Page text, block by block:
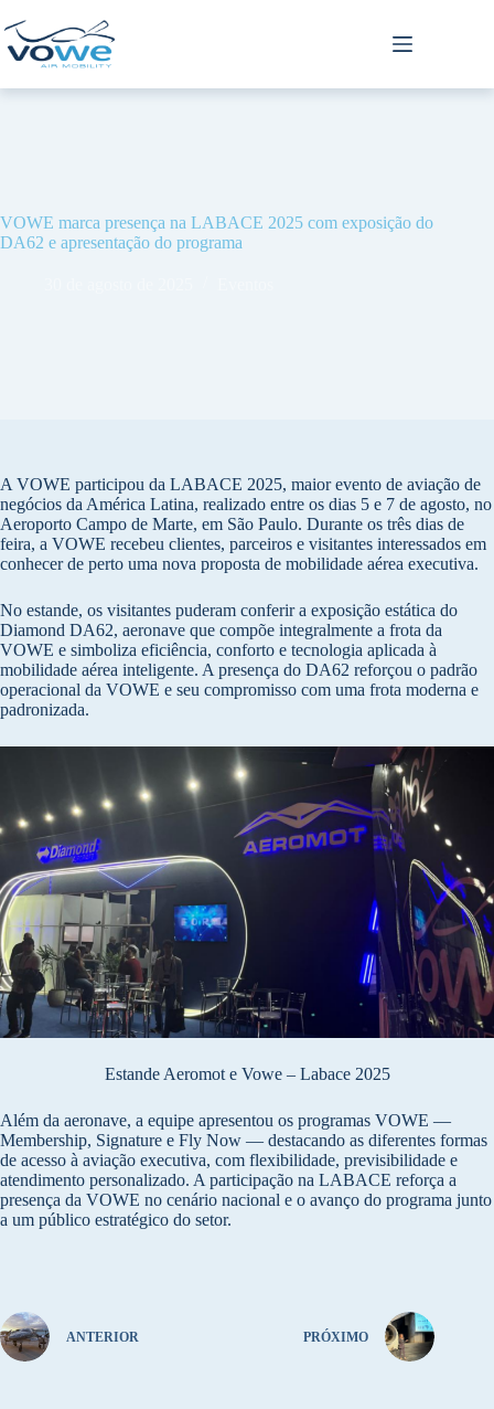
VOWE marca presença na LABACE 2025 com exposição do
DA62 e apresentação do programa
A VOWE participou da LABACE 2025, maior evento de aviação de
negócios da América Latina, realizado entre os dias 5 e 7 de agosto, no
Aeroporto Campo de Marte, em São Paulo. Durante os três dias de
feira, a VOWE recebeu clientes, parceiros e visitantes interessados em
conhecer de perto uma nova proposta de mobilidade aérea executiva.
No estande, os visitantes puderam conferir a exposição estática do
Diamond DA62, aeronave que compõe integralmente a frota da
VOWE e simboliza eficiência, conforto e tecnologia aplicada à
mobilidade aérea inteligente. A presença do DA62 reforçou o padrão
operacional da VOWE e seu compromisso com uma frota moderna e
padronizada.
Estande Aeromot e Vowe – Labace 2025
Além da aeronave, a equipe apresentou os programas VOWE —
Membership, Signature e Fly Now — destacando as diferentes formas
de acesso à aviação executiva, com flexibilidade, previsibilidade e
atendimento personalizado. A participação na LABACE reforça a
presença da VOWE no cenário nacional e o avanço do programa junto
a um público estratégico do setor.
ANTERIOR PRÓXIMO